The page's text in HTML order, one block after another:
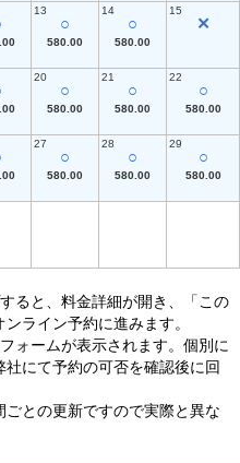
13
○
580.00
14
○
580.00
15
✕
20
○
580.00
21
○
580.00
22
○
580.00
27
○
580.00
28
○
580.00
29
○
580.00
ると、料金詳細が開き、「この
ライン予約に進みます。
ォームが表示されます。個別に
にて予約の可否を確認後に回
との更新ですので実際と異な